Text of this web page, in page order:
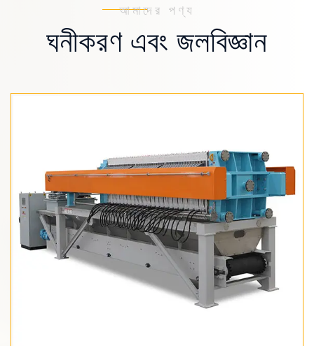
আমাদের পণ্য
ঘনীকরণ এবং জলবিজ্ঞান